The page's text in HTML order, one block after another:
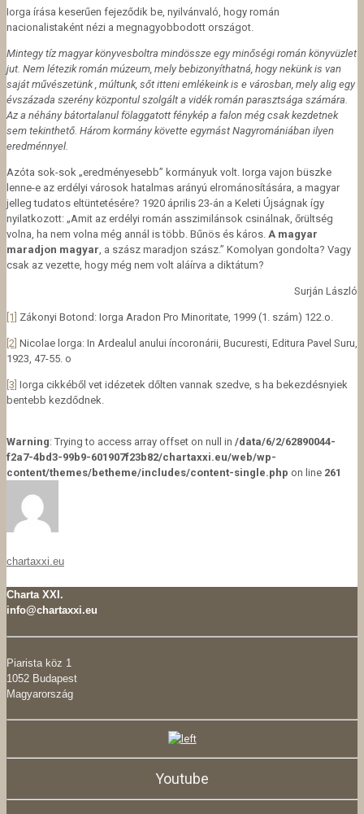
Iorga írása keserűen fejeződik be, nyilvánvaló, hogy román
nacionalistaként nézi a megnagyobbodott országot.
Mintegy tíz magyar könyvesboltra mindössze egy minőségi román könyvüzlet
jut. Nem létezik román múzeum, mely bebizonyíthatná, hogy nekünk is van
saját művészetünk , múltunk, sőt itteni emlékeink is e városban, mely alig egy
évszázada szerény központul szolgált a vidék román parasztsága számára.
Az a néhány bátortalanul fölaggatott fénykép a falon még csak kezdetnek
sem tekinthető. Három kormány követte egymást Nagyromániában ilyen
eredménnyel.
Azóta sok-sok „eredményesebb” kormányuk volt. Iorga vajon büszke
lenne-e az erdélyi városok hatalmas arányú elrománosítására, a magyar
jelleg tudatos eltüntetésére? 1920 április 23-án a Keleti Újságnak így
nyilatkozott: „Amit az erdélyi román asszimilánsok csinálnak, őrültség
volna, ha nem volna még annál is több. Bűnös és káros. A magyar
maradjon magyar , a szász maradjon szász.” Komolyan gondolta? Vagy
csak az vezette, hogy még nem volt aláírva a diktátum?
Surján László
[1] Zákonyi Botond: Iorga Aradon Pro Minoritate, 1999 (1. szám) 122.o.
[2] Nicolae lorga: In Ardealul anului íncoronárii, Bucuresti, Editura Pavel Suru,
1923, 47-55. o
[3] Iorga cikkéből vet idézetek dőlten vannak szedve, s ha bekezdésnyiek
bentebb kezdődnek.
Warning: Trying to access array offset on null in /data/6/2/62890044-
f2a7-4bd3-99b9-601907f23b82/chartaxxi.eu/web/wp-
content/themes/betheme/includes/content-single.php on line 261
chartaxxi.eu
Charta XXI.
info@chartaxxi.eu
Piarista köz 1
1052 Budapest
Magyarország
Youtube